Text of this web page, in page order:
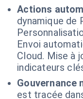
Actions
dynamique de
Envoi
Cloud. Mise à
indicateurs
Gouvernance
est tracée